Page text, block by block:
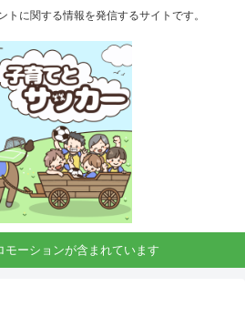
トに関する情報を発信するサイトです。
モーションが含まれています